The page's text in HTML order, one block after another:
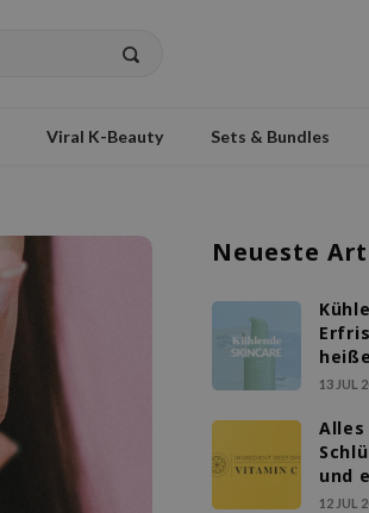
Viral K-Beauty Sets & Bundles
Neueste
13 JUL
Alles
und
12 JUL